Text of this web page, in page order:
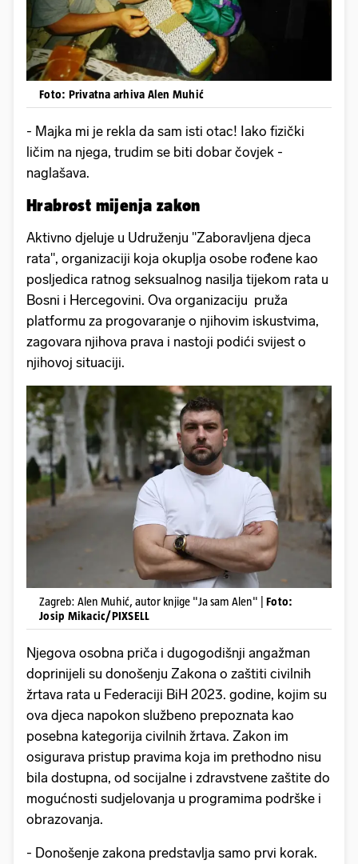
Foto: Privatna arhiva Alen Muhić
- Majka mi je rekla da sam isti otac! Iako fizički
ličim na njega, trudim se biti dobar čovjek -
naglašava.
Hrabrost mijenja zakon
Aktivno djeluje u Udruženju "Zaboravljena djeca
rata", organizaciji koja okuplja osobe rođene kao
posljedica ratnog seksualnog nasilja tijekom rata u
Bosni i Hercegovini. Ova organizaciju pruža
platformu za progovaranje o njihovim iskustvima,
zagovara njihova prava i nastoji podići svijest o
njihovoj situaciji.
Zagreb: Alen Muhić, autor knjige "Ja sam Alen" | Foto:
Josip Mikacic/PIXSELL
Njegova osobna priča i dugogodišnji angažman
doprinijeli su donošenju Zakona o zaštiti civilnih
žrtava rata u Federaciji BiH 2023. godine, kojim su
ova djeca napokon službeno prepoznata kao
posebna kategorija civilnih žrtava. Zakon im
osigurava pristup pravima koja im prethodno nisu
bila dostupna, od socijalne i zdravstvene zaštite do
mogućnosti sudjelovanja u programima podrške i
obrazovanja.
- Donošenje zakona predstavlja samo prvi korak.